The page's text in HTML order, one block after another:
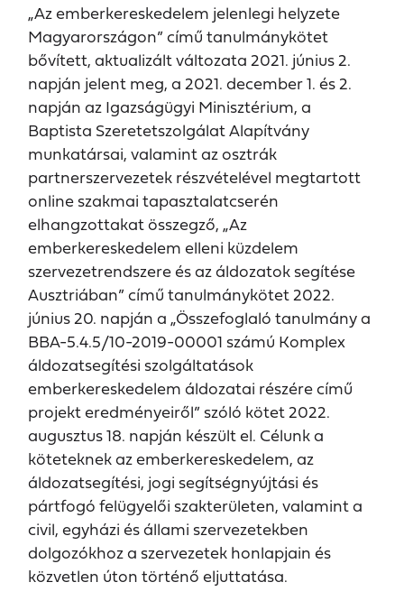
„Az emberkereskedelem jelenlegi helyzete
Magyarországon” című tanulmánykötet
bővített, aktualizált változata 2021. június 2.
napján jelent meg, a 2021. december 1. és 2.
napján az Igazságügyi Minisztérium, a
Baptista Szeretetszolgálat Alapítvány
munkatársai, valamint az osztrák
partnerszervezetek részvételével megtartott
online szakmai tapasztalatcserén
elhangzottakat összegző, „Az
emberkereskedelem elleni küzdelem
szervezetrendszere és az áldozatok segítése
Ausztriában” című tanulmánykötet 2022.
június 20. napján a „Összefoglaló tanulmány a
BBA-5.4.5/10-2019-00001 számú Komplex
áldozatsegítési szolgáltatások
emberkereskedelem áldozatai részére című
projekt eredményeiről” szóló kötet 2022.
augusztus 18. napján készült el. Célunk a
köteteknek az emberkereskedelem, az
áldozatsegítési, jogi segítségnyújtási és
pártfogó felügyelői szakterületen, valamint a
civil, egyházi és állami szervezetekben
dolgozókhoz a szervezetek honlapjain és
közvetlen úton történő eljuttatása.